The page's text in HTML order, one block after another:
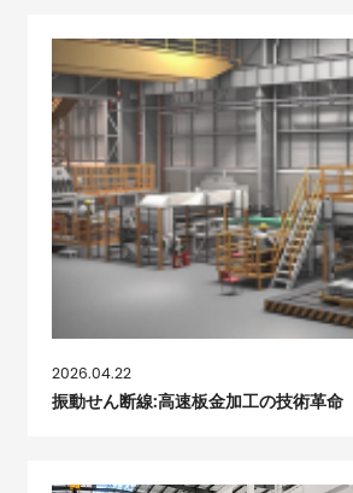
2026.04.22
振動せん断線:高速板金加工の技術革命